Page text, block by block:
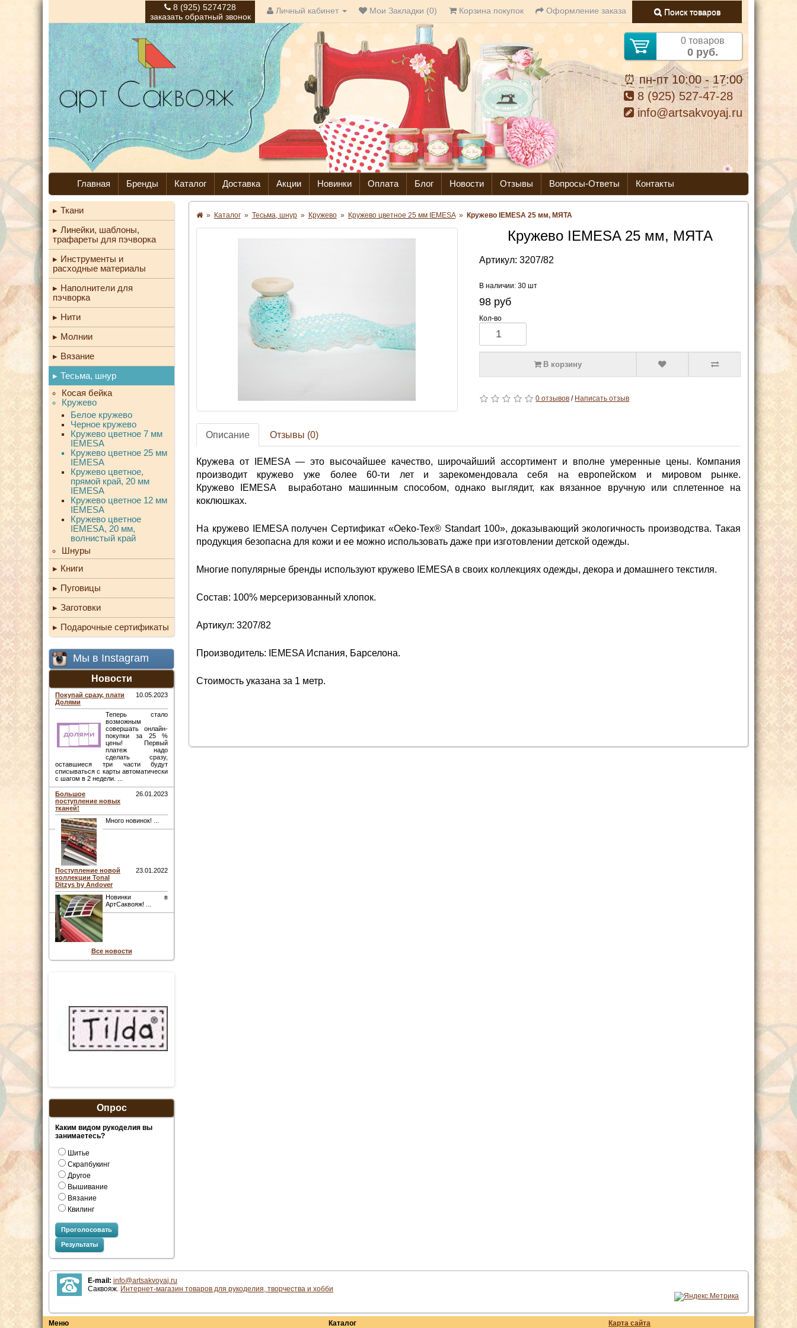
8 (925) 5274728
заказать обратный звонок
Личный кабинет Мои Закладки (0) Корзина покупок Оформление заказа Поиск товаров
0 товаров
0 руб.
⏰ пн-пт 10:00 - 17:00
8 (925) 527-47-28
info@artsakvoyaj.ru
Главная Бренды Каталог Доставка Акции Новинки Оплата Блог Новости Отзывы Вопросы-Ответы Контакты
Ткани
Линейки, шаблоны,
трафареты для пэчворка
Инструменты и
расходные материалы
Наполнители для
пэчворка
Нити
Молнии
Вязание
Тесьма, шнур
Косая бейка
Кружево
Белое кружево
Черное кружево
Кружево цветное 7 мм
IEMESA
Кружево цветное 25 мм
IEMESA
Кружево цветное,
прямой край, 20 мм
IEMESA
Кружево цветное 12 мм
IEMESA
Кружево цветное
IEMESA, 20 мм,
волнистый край
Шнуры
Книги
Пуговицы
Заготовки
Подарочные сертификаты
Мы в Instagram
Новости
Покупай сразу, плати
Долями
10.05.2023
Теперь стало
возможным
совершать онлайн-
покупки за 25 %
цены! Первый
платеж надо
сделать сразу,
оставшиеся три части будут
списываться с карты автоматически
с шагом в 2 недели. ...
Большое
поступление новых
тканей!
26.01.2023
Много новинок! ...
Поступление новой
коллекции Tonal
Ditzys by Andover
23.01.2022
Новинки в
АртСаквояж! ...
Все новости
Опрос
Каким видом рукоделия вы
занимаетесь?
Шитье
Скрапбукинг
Другое
Вышивание
Вязание
Квилинг
Проголосовать
Результаты
» Каталог » Тесьма, шнур » Кружево » Кружево цветное 25 мм IEMESA » Кружево IEMESA 25 мм, МЯТА
Кружево IEMESA 25 мм, МЯТА
Артикул:3207/82
В наличии: 30 шт
98 руб
Кол-во
В корзину
0 отзывов / Написать отзыв
Описание Отзывы (0)
Кружева от IEMESA — это высочайшее качество, широчайший ассортимент и вполне умеренные цены. Компания
производит кружево уже более 60-ти лет и зарекомендовала себя на европейском и мировом рынке.
Кружево IEMESA выработано машинным способом, однако выглядит, как вязанное вручную или сплетенное на
коклюшках.
На кружево IEMESA получен Сертификат «Oeko-Tex® Standart 100», доказывающий экологичность производства. Такая
продукция безопасна для кожи и ее можно использовать даже при изготовлении детской одежды.
Многие популярные бренды используют кружево IEMESA в своих коллекциях одежды, декора и домашнего текстиля.
Состав: 100% мерсеризованный хлопок.
Артикул: 3207/82
Производитель: IEMESA Испания, Барселона.
Стоимость указана за 1 метр.
E-mail: info@artsakvoyaj.ru
Саквояж. Интернет-магазин товаров для рукоделия, творчества и хобби
Меню
Каталог
Карта сайта